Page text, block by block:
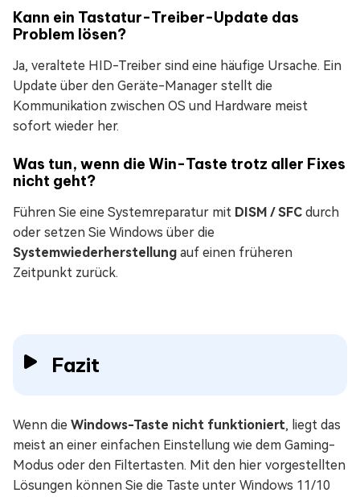
Kann ein Tastatur-Treiber-Update das
Problem lösen?
Ja, veraltete HID-Treiber sind eine häufige Ursache. Ein
Update über den Geräte-Manager stellt die
Kommunikation zwischen OS und Hardware meist
sofort wieder her.
Was tun, wenn die Win-Taste trotz aller Fixes
nicht geht?
Führen Sie eine Systemreparatur mit DISM / SFC durch
oder setzen Sie Windows über die
Systemwiederherstellung auf einen früheren
Zeitpunkt zurück.
Fazit
Wenn die Windows-Taste nicht funktioniert, liegt das
meist an einer einfachen Einstellung wie dem Gaming-
Modus oder den Filtertasten. Mit den hier vorgestellten
Lösungen können Sie die Taste unter Windows 11/10